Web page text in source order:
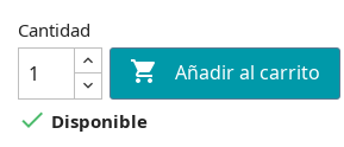
Cantidad
 Añadir al carrito
 Disponible